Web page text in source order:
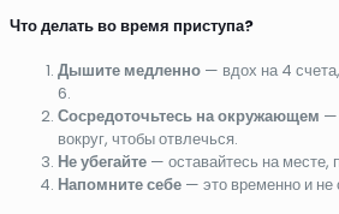
Что делать во время приступа?
Дышите медленно — вдох на 4
6.
Сосредоточьтесь на окружающем —
вокруг, чтобы отвлечься.
Не убегайте — оставайтесь на месте,
Напомните себе — это временно и не